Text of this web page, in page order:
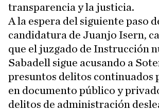
transparencia y la justicia.
A la espera del siguiente paso
candidatura de Juanjo Isern,
que el juzgado de Instrucción
Sabadell sigue acusando a
presuntos delitos continuados
en documento público y
delitos de administración